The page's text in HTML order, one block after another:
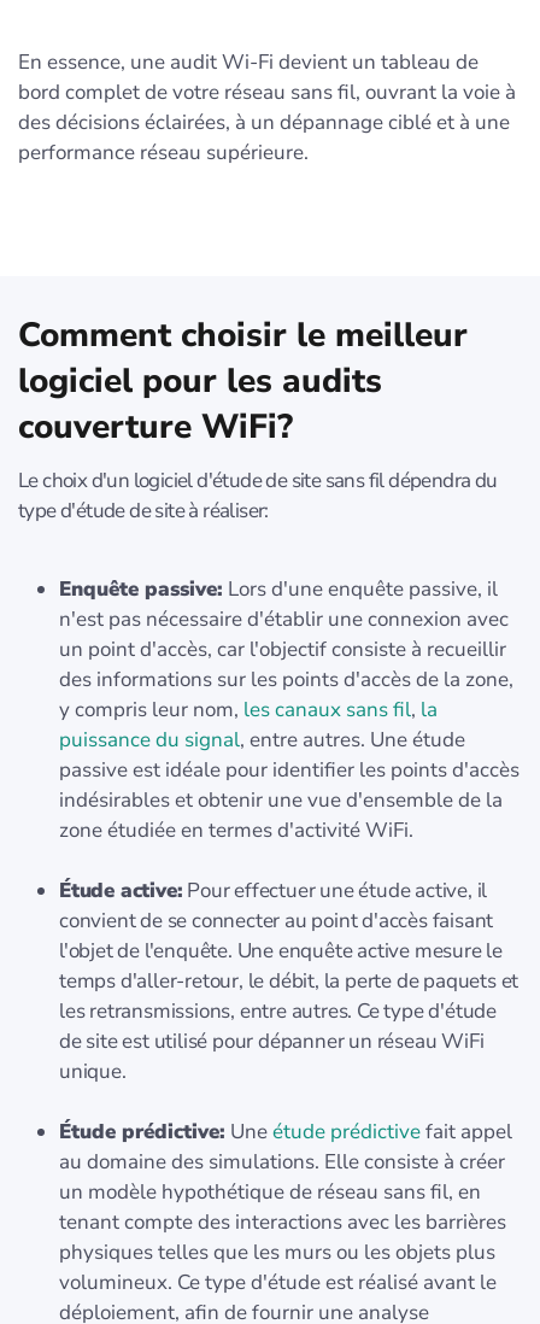
En essence, une audit Wi-Fi devient un tableau de
bord complet de votre réseau sans fil, ouvrant la voie à
des décisions éclairées, à un dépannage ciblé et à une
performance réseau supérieure.
Comment choisir le meilleur
logiciel pour les audits
couverture WiFi?
Le choix d'un logiciel d'étude de site sans fil dépendra du
type d'étude de site à réaliser:
Enquête passive: Lors d'une enquête passive, il
n'est pas nécessaire d'établir une connexion avec
un point d'accès, car l'objectif consiste à recueillir
des informations sur les points d'accès de la zone,
y compris leur nom, les canaux sans fil, la
puissance du signal, entre autres. Une étude
passive est idéale pour identifier les points d'accès
indésirables et obtenir une vue d'ensemble de la
zone étudiée en termes d'activité WiFi.
Étude active: Pour effectuer une étude active, il
convient de se connecter au point d'accès faisant
l'objet de l'enquête. Une enquête active mesure le
temps d'aller-retour, le débit, la perte de paquets et
les retransmissions, entre autres. Ce type d'étude
de site est utilisé pour dépanner un réseau WiFi
unique.
Étude prédictive: Uneétude prédictivefait appel
au domaine des simulations. Elle consiste à créer
un modèle hypothétique de réseau sans fil, en
tenant compte des interactions avec les barrières
physiques telles que les murs ou les objets plus
volumineux. Ce type d'étude est réalisé avant le
déploiement, afin de fournir une analyse